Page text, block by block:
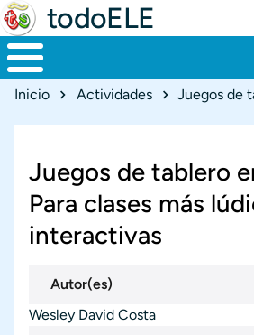
todoELE
Ruta de navegación
Inicio Actividades Juegos de
Juegos de tablero
Para clases más
interactivas
Autor(es)
Wesley David Costa